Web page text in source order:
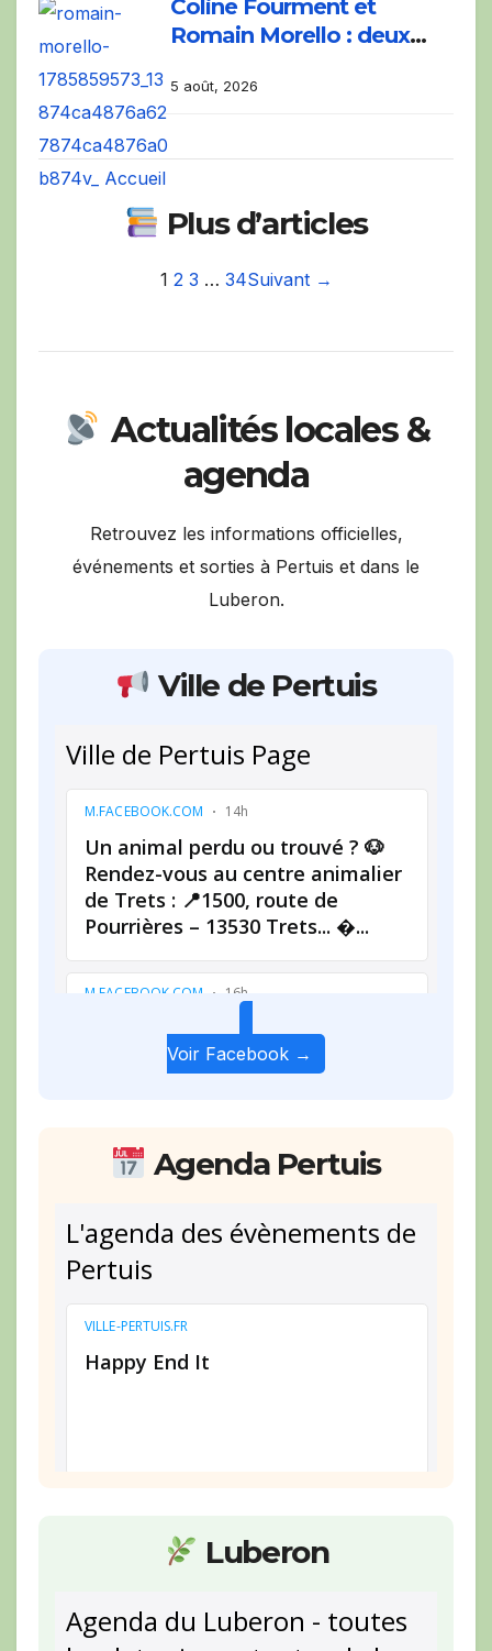
Coline Fourment et
Romain Morello : deux
au Big Band festival de
5 août, 2026
Plus d’articles
1 2 3 … 34Suivant →
Actualités locales &
agenda
Retrouvez les informations officielles,
événements et sorties à Pertuis et dans le
Luberon.
Ville de Pertuis
Voir Facebook →
Agenda Pertuis
Luberon